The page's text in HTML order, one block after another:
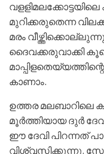
വളളിമലക്കോട്ടയിലെ
മുറിക്കരുതെന്ന
മരം
ദൈവക്കരുവാക്കി
കാണാം.
ഉത്തര മലബാറിലെ
മൂര്‍ത്തിയായ ദുര്‍
ഈ ദേവി പിറന്നത്‌
വിശ്വസിക്കുന്നു.